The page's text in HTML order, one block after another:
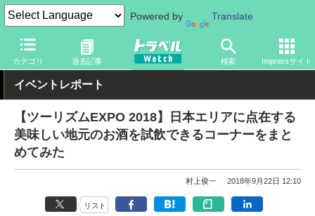
Powered by Translate
カテゴリ 過去記事 検索 Impressサイト
トラベル Watch イベント ツーリズムEXPOジャパン 2018
イベントレポート
【ツーリズムEXPO 2018】日本エリアに点在する
美味しい地元のお酒を試飲できるコーナーをまと
めてみた
村上俊一 2018年9月22日 12:10
リスト